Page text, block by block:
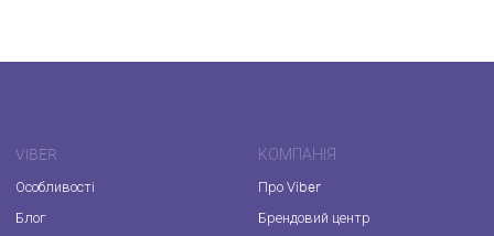
VIBER
Особливості
Блог
КОМПАНІЯ
Про Viber
Брендовий центр